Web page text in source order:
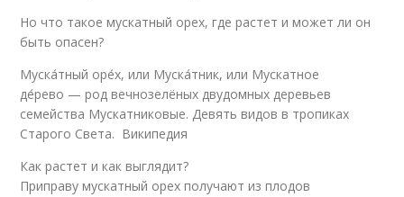
Но что такое мускатный орех, где растет и может ли он
быть опасен?
Муска́тный оре́х, или Муска́тник, или Мускатное
де́рево — род вечнозелёных двудомных деревьев
семейства Мускатниковые. Девять видов в тропиках
Старого Света. Википедия
Как растет и как выглядит?
Приправу мускатный орех получают из плодов